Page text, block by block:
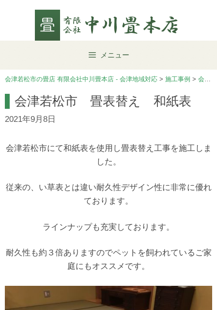
メニュー
会津若松市の畳店 有限会社中川畳本店 - 会津地域対応 > 施工事例 > 会津若松市
会津若松市 畳表替え 和紙表
2021年9月8日
会津若松市にて和紙表を使用し畳表替え工事を施工しま
した。
従来の、い草表とは違い耐久性デザイン性に非常に優れ
ております。
ラインナップも充実しております。
耐久性も約３倍ありますのでペットを飼われているご家
庭にもオススメです。